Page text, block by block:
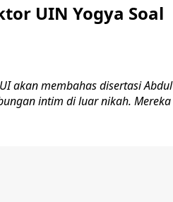
UIN Yogya Soal
akan membahas disertasi Abdul
intim di luar nikah. Mereka